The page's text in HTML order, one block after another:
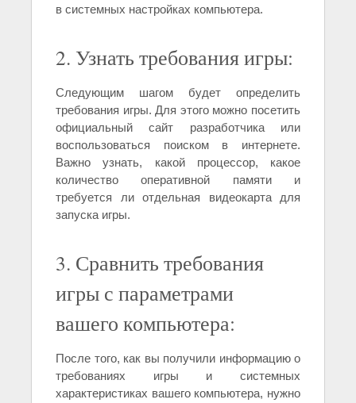
в системных настройках компьютера.
2. Узнать требования игры:
Следующим шагом будет определить
требования игры. Для этого можно посетить
официальный сайт разработчика или
воспользоваться поиском в интернете.
Важно узнать, какой процессор, какое
количество оперативной памяти и
требуется ли отдельная видеокарта для
запуска игры.
3. Сравнить требования
игры с параметрами
вашего компьютера:
После того, как вы получили информацию о
требованиях игры и системных
характеристиках вашего компьютера, нужно